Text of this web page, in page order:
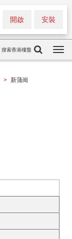
安裝
開啟
搜索香港樓盤
> 新蒲崗